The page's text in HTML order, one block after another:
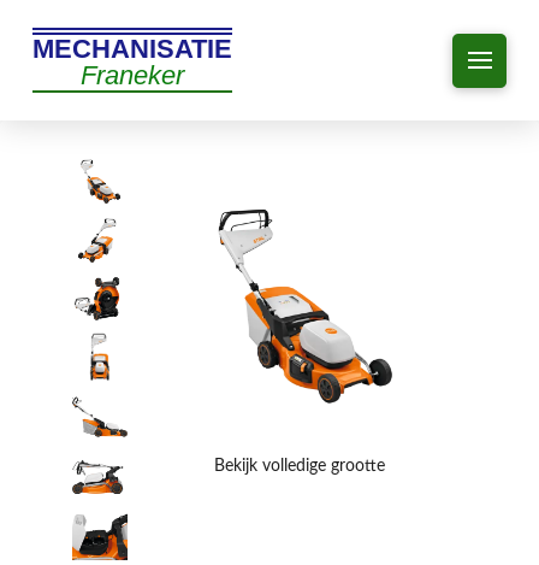
MECHANISATIE
Franeker
Bekijk volledige grootte